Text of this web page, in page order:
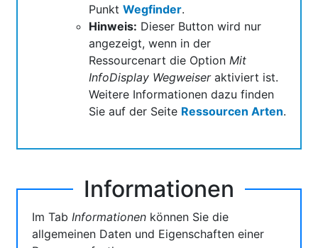
Punkt Wegfinder.
Hinweis: Dieser Button wird nur
angezeigt, wenn in der
Ressourcenart die Option Mit
InfoDisplay Wegweiseraktiviert ist.
Weitere Informationen dazu finden
Sie auf der Seite Ressourcen Arten.
Informationen
Im Tab Informationen können Sie die
allgemeinen Daten und Eigenschaften einer